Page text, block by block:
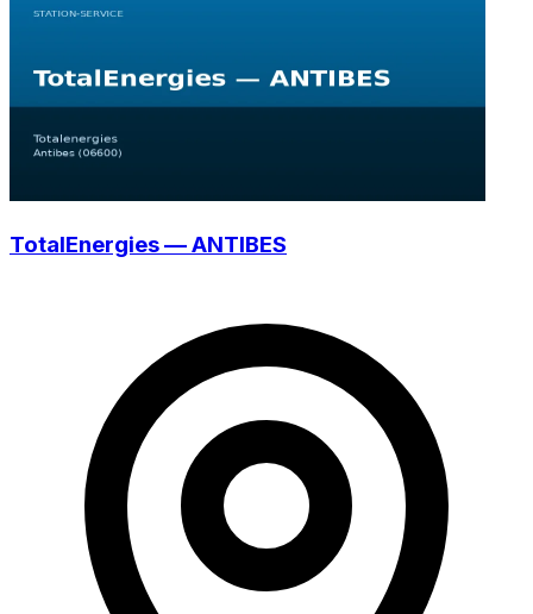
TotalEnergies — ANTIBES